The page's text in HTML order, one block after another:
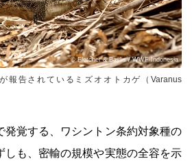
© Fletcher & Baylis / WWF-Indonesia
報告されているミズオオトカゲ（Varanus
発覚する、ワシントン条約対象種の
しも、密輸の規模や実態の全容を示